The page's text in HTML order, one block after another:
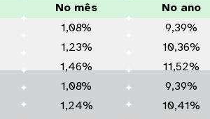
No mês
1,08%
1,23%
1,46%
1,08%
1,24%
No ano
9,39%
10,36%
11,52%
9,39%
10,41%